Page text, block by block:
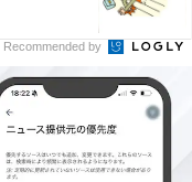
Recommended by